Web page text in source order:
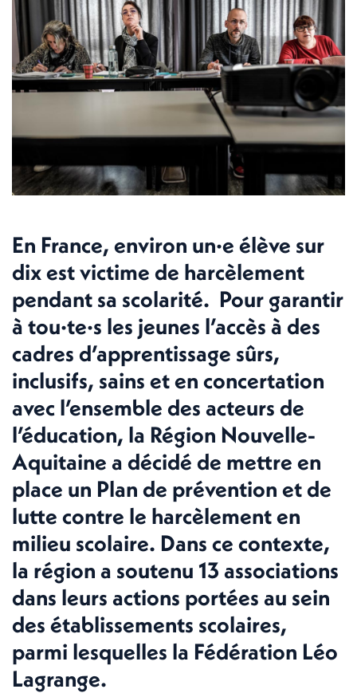
En France, environ un·e élève sur
dix est victime de harcèlement
pendant sa scolarité. Pour garantir
à tou·te·s les jeunes l’accès à des
cadres d’apprentissage sûrs,
inclusifs, sains et en concertation
avec l’ensemble des acteurs de
l’éducation, la Région Nouvelle-
Aquitaine a décidé de mettre en
place un Plan de prévention et de
lutte contre le harcèlement en
milieu scolaire. Dans ce contexte,
la région a soutenu 13 associations
dans leurs actions portées au sein
des établissements scolaires,
parmi lesquelles la Fédération Léo
Lagrange.